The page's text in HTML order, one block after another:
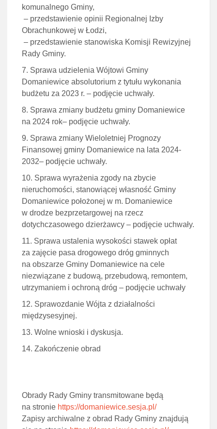
komunalnego Gminy,
– przedstawienie opinii Regionalnej Izby
Obrachunkowej w Łodzi,
– przedstawienie stanowiska Komisji Rewizyjnej
Rady Gminy.
Sprawa udzielenia Wójtowi Gminy
Domaniewice absolutorium z tytułu wykonania
budżetu za 2023 r. – podjęcie uchwały.
Sprawa zmiany budżetu gminy Domaniewice
na 2024 rok– podjęcie uchwały.
Sprawa zmiany Wieloletniej Prognozy
Finansowej gminy Domaniewice na lata 2024-
2032– podjęcie uchwały.
Sprawa wyrażenia zgody na zbycie
nieruchomości, stanowiącej własność Gminy
Domaniewice położonej w m. Domaniewice
w drodze bezprzetargowej na rzecz
dotychczasowego dzierżawcy – podjęcie uchwały.
Sprawa ustalenia wysokości stawek opłat
za zajęcie pasa drogowego dróg gminnych
na obszarze Gminy Domaniewice na cele
niezwiązane z budową, przebudową, remontem,
utrzymaniem i ochroną dróg – podjęcie uchwały
Sprawozdanie Wójta z działalności
międzysesyjnej.
Wolne wnioski i dyskusja.
Zakończenie obrad
Obrady Rady Gminy transmitowane będą
na stronie https://domaniewice.sesja.pl/
Zapisy archiwalne z obrad Rady Gminy znajdują